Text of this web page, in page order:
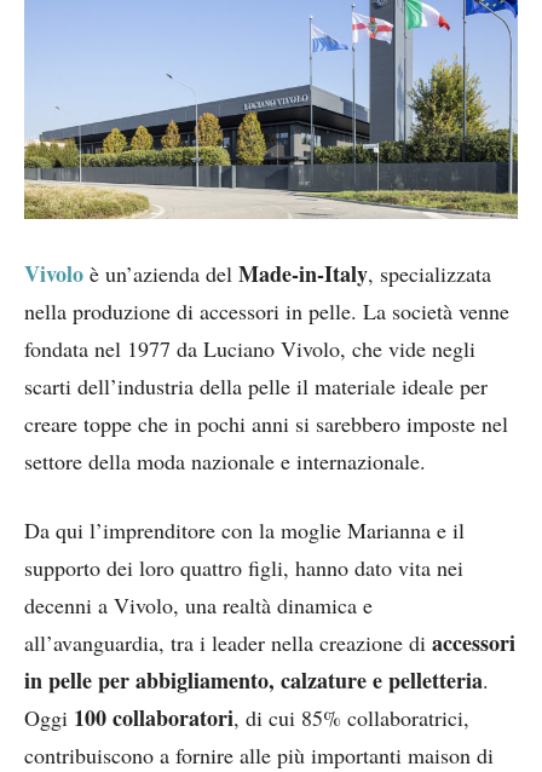
Vivolo è un’azienda del Made-in-Italy, specializzata
nella produzione di accessori in pelle. La società venne
fondata nel 1977 da Luciano Vivolo, che vide negli
scarti dell’industria della pelle il materiale ideale per
creare toppe che in pochi anni si sarebbero imposte nel
settore della moda nazionale e internazionale.
Da qui l’imprenditore con la moglie Marianna e il
supporto dei loro quattro figli, hanno dato vita nei
decenni a Vivolo, una realtà dinamica e
all’avanguardia, tra i leader nella creazione di accessori
in pelle per abbigliamento, calzature e pelletteria.
Oggi 100 collaboratori, di cui 85% collaboratrici,
contribuiscono a fornire alle più importanti maison di